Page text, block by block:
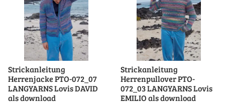
Strickanleitung
Herrenjacke PTO-072_07
LANGYARNS Lovis DAVID
als download
Strickanleitung
Herrenpullover PTO-
072_03 LANGYARNS Lovis
EMILIO als download